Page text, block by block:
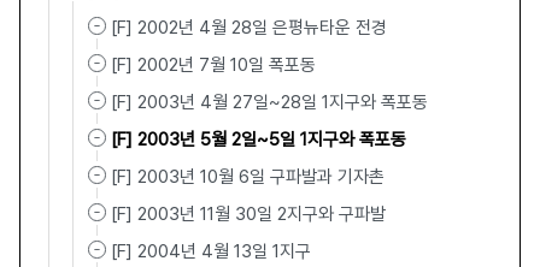
[F] 2002년 4월 28일 은평뉴타운 전경
[F] 2002년 7월 10일 폭포동
[F] 2003년 4월 27일~28일 1지구와 폭포동
[F] 2003년 5월 2일~5일 1지구와 폭포동
[F] 2003년 10월 6일 구파발과 기자촌
[F] 2003년 11월 30일 2지구와 구파발
[F] 2004년 4월 13일 1지구